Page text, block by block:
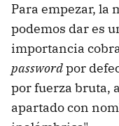
Para empezar, la
podemos dar es
importancia
passwordpor
por fuerza bruta,
apartado con